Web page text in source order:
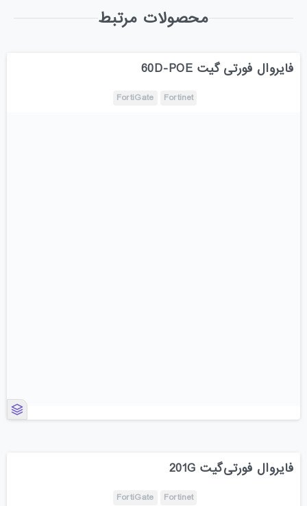
محصولات مرتبط
فایروال فورتی گیت 60D-POE
Fortinet
FortiGate
فایروال‌ فورتی‌گیت 201G
Fortinet
FortiGate